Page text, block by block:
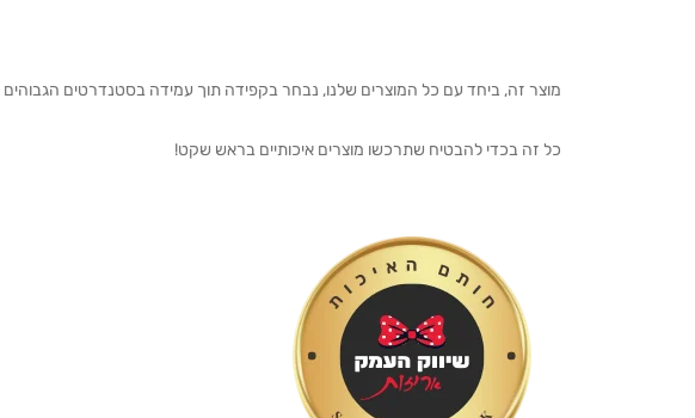
מוצר זה, ביחד עם כל המוצרים שלנו, נבחר בקפידה תוך עמידה בסטנדרטים הגבוהים
כל זה בכדי להבטיח שתרכשו מוצרים איכותיים בראש שקט!